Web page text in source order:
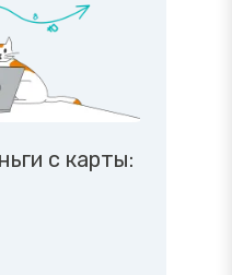
с карты: